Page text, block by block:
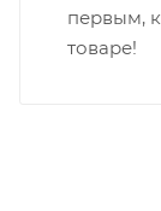
первым,
товаре!